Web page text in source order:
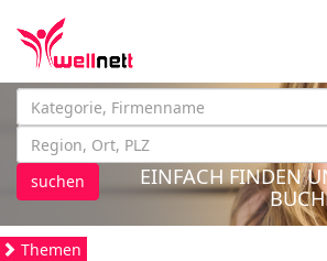
suchen
EINFACH FINDEN
Themen